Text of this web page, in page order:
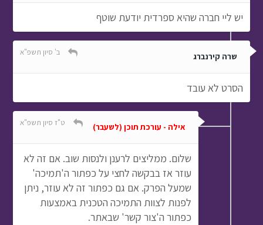
יש ליי חברה שהיא ספרדית יודעת שוטף
שרה קירנברג ב' סיון תשפ"א
הסרט לא עובד
אילה - עורכת תוכן (לשעבר) ט"ז סיון תשפ"א
שלום. ממליצים לרענן ולנסות שוב. אם זה לא
עוזר אז בבקשה לחצי על כפתור ה'תמיכה'
שמעל הפרק. אם גם כפתור זה לא עוזר, ניתן
לפנות לצוות התמיכה הטכנית באמצעות
כפתור ה'צור קשר' שבאתר.